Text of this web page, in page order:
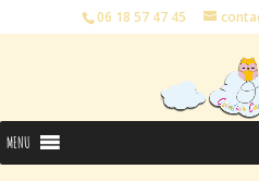
06 18 57 47 45
MENU